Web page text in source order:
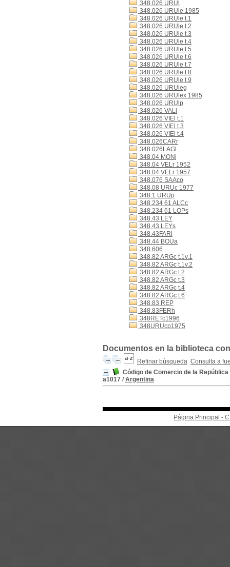
348.026 URUl
348.026 URUle 1985
348.026 URUle t.1
348.026 URUle t.2
348.026 URUle t.3
348.026 URUle t.4
348.026 URUle t.5
348.026 URUle t.6
348.026 URUle t.7
348.026 URUle t.8
348.026 URUle t.9
348.026 URUleg
348.026 URUlex 1985
348.026 URUlp
348.026 VALl
348.026 VIEl t.1
348.026 VIEl t.3
348.026 VIEl t.4
348.026CARr
348.026LAGl
348.04 MONj
348.04 VELr 1952
348.04 VELr 1957
348.076 SAAco
348.08 URUc 1977
348.1 URUp
348.234 61 ALCc
348.234 61 LOPs
348.43 LEY
348.43 LEYs
348.43FARl
348.44 BOUa
348.606
348.82 ARGc t.1v.1
348.82 ARGc t.1v.2
348.82 ARGc t.2
348.82 ARGc t.3
348.82 ARGc t.4
348.82 ARGc t.6
348.83 REP
348.83FERh
348RETc1996
348URUcp1975
Documentos en la biblioteca
Refinar búsqueda Consulta a
Código de Comercio de la
a1017 / Argentina
Página Principal -